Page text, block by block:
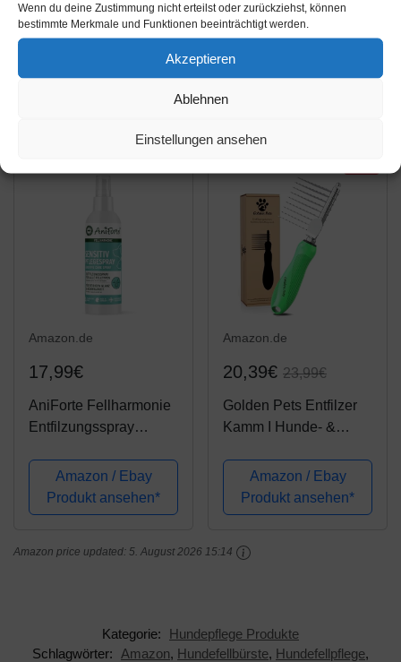
Wenn du deine Zustimmung nicht erteilst oder zurückziehst, können
bestimmte Merkmale und Funktionen beeinträchtigt werden.
Akzeptieren
Ablehnen
Einstellungen ansehen
AniForte Fellharmonie
Conditioner für Hunde
Hundeconditioner,
Hunde Conditioner,
EHASO Doggy Dolly
PS001 Silk Coat
Fellpflege aus Flüssig
Amazon.de
17,99€
AniForte Fellharmonie
Entfilzungsspray
- Sanfte Pflege für Fell
& Haut, Fellspray,
Fellpflege Spray für
Entfilzung,...
Amazon / Ebay
Produkt ansehen*
Amazon.de
20,39€ 23,99€
Golden Pets Entfilzer
Kamm I Hunde- &
langhaar geeignet I
Kleine - große Tiere I
Abgerundete Zinken I +
Amazon / Ebay
Produkt ansehen*
Amazon price updated: 5. August 2026 15:14
Kategorie:
Hundepflege Produkte
Schlagwörter:
Amazon, Hundefellbürste, Hundefellpflege,